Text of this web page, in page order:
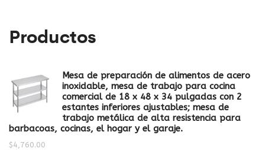
Productos
Mesa de preparación de alimentos de acero
inoxidable, mesa de trabajo para cocina
comercial de 18 x 48 x 34 pulgadas con 2
estantes inferiores ajustables; mesa de
trabajo metálica de alta resistencia para
barbacoas, cocinas, el hogar y el garaje.
$4,760.00